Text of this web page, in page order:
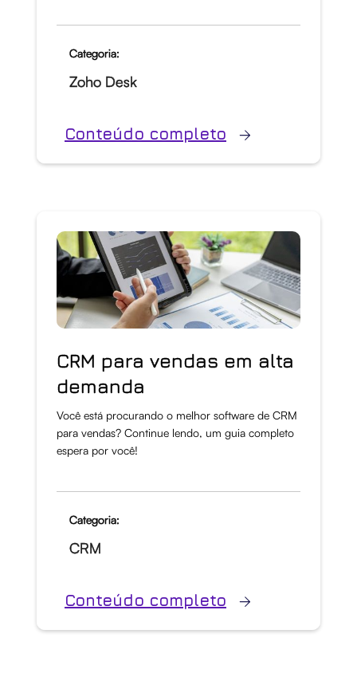
Categoria:
Zoho Desk
Conteúdo completo
CRM para vendas em alta
demanda
Você está procurando o melhor software de CRM
para vendas? Continue lendo, um guia completo
espera por você!
Categoria:
CRM
Conteúdo completo